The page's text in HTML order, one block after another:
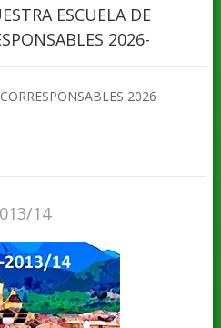
ESCUELA DE
2026-
2026
14